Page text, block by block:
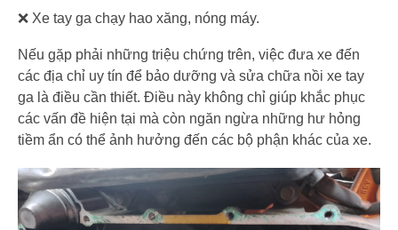
❌ Xe tay ga chạy hao xăng, nóng máy.
Nếu gặp phải những triệu chứng trên, việc đưa xe đến
các địa chỉ uy tín để bảo dưỡng và sửa chữa nồi xe tay
ga là điều cần thiết. Điều này không chỉ giúp khắc phục
các vấn đề hiện tại mà còn ngăn ngừa những hư hỏng
tiềm ẩn có thể ảnh hưởng đến các bộ phận khác của xe.